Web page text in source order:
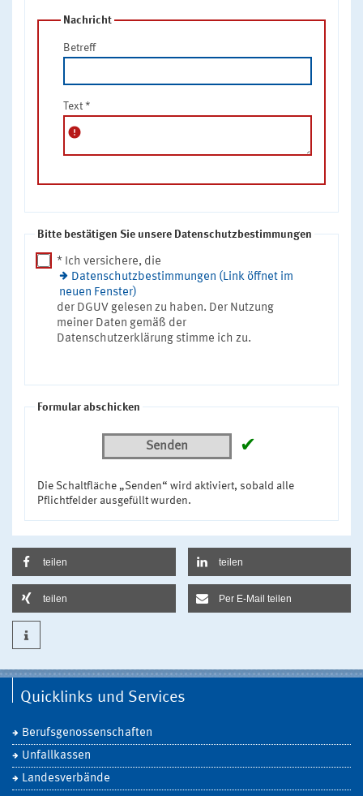
Nachricht
Betreff
Text *
error
Bitte bestätigen Sie unsere Datenschutzbestimmungen
* Ich versichere, die
Datenschutzbestimmungen (Link öffnet im
neuen Fenster)
der DGUV gelesen zu haben. Der Nutzung
meiner Daten gemäß der
Datenschutzerklärung stimme ich zu.
Formular abschicken
Senden ✔
Die Schaltfläche „Senden“ wird aktiviert, sobald alle
Pflichtfelder ausgefüllt wurden.
teilen teilen
teilen Per E-Mail teilen
Quicklinks und Services
Berufsgenossenschaften
Unfallkassen
Landesverbände